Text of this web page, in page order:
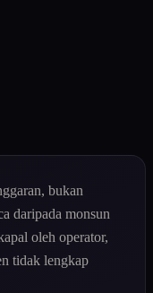
bukan
daripada monsun
oleh operator,
tidak lengkap